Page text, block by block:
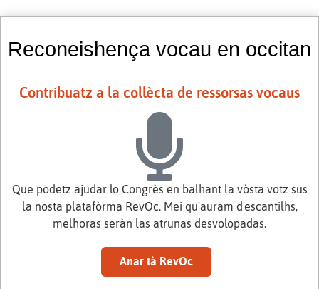
Reconeishença vocau en occitan
Contribuatz a la collècta de ressorsas vocaus
Que podetz ajudar lo Congrès en balhant la vòsta votz sus
la nosta platafòrma RevOc. Mei qu'auram d'escantilhs,
melhoras seràn las atrunas desvolopadas.
Anar tà RevOc